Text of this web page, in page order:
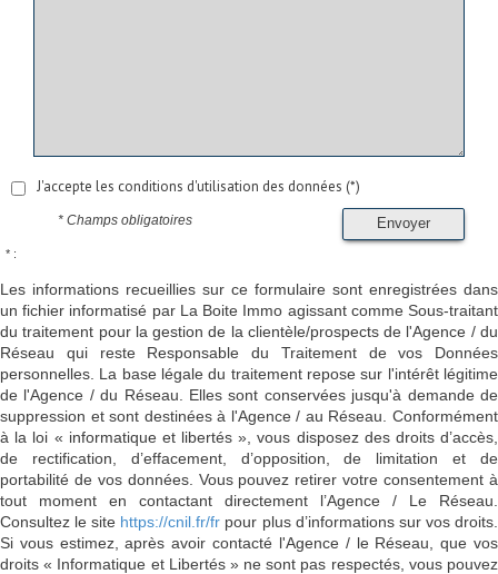
J'accepte les conditions d'utilisation des données (*)
Envoyer
* Champs obligatoires
* :
Les informations recueillies sur ce formulaire sont enregistrées dans
un fichier informatisé par La Boite Immo agissant comme Sous-traitant
du traitement pour la gestion de la clientèle/prospects de l'Agence / du
Réseau qui reste Responsable du Traitement de vos Données
personnelles. La base légale du traitement repose sur l'intérêt légitime
de l'Agence / du Réseau. Elles sont conservées jusqu'à demande de
suppression et sont destinées à l'Agence / au Réseau. Conformément
à la loi « informatique et libertés », vous disposez des droits d’accès,
de rectification, d’effacement, d’opposition, de limitation et de
portabilité de vos données. Vous pouvez retirer votre consentement à
tout moment en contactant directement l’Agence / Le Réseau.
Consultez le site https://cnil.fr/fr pour plus d’informations sur vos droits.
Si vous estimez, après avoir contacté l'Agence / le Réseau, que vos
droits « Informatique et Libertés » ne sont pas respectés, vous pouvez